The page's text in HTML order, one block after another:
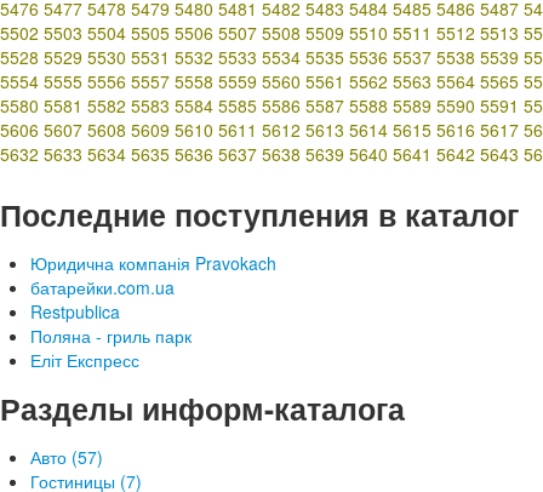
5476 5477 5478 5479 5480 5481 5482 5483 5484 5485 5486 5487
5502 5503 5504 5505 5506 5507 5508 5509 5510 5511 5512 5513
5528 5529 5530 5531 5532 5533 5534 5535 5536 5537 5538 5539
5554 5555 5556 5557 5558 5559 5560 5561 5562 5563 5564 5565
5580 5581 5582 5583 5584 5585 5586 5587 5588 5589 5590 5591
5606 5607 5608 5609 5610 5611 5612 5613 5614 5615 5616 5617
5632 5633 5634 5635 5636 5637 5638 5639 5640 5641 5642 5643
Последние поступления в каталог
Юридична компанія Pravokach
батарейки.com.ua
Restpublica
Поляна - гриль парк
Еліт Експресс
Разделы информ-каталога
Авто (57)
Гостиницы (7)